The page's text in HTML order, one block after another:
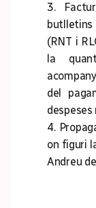
3.
butlletins
(RNT i
la
del
despeses
4.
on figuri
Andreu